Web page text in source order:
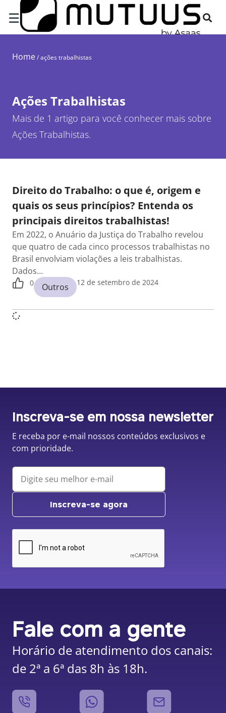
☰
Home/ações trabalhistas
Ações Trabalhistas
Mais de 1 artigo para você conhecer mais sobre
Ações Trabalhistas.
Direito do Trabalho: o que é, origem e
quais os seus princípios? Entenda os
principais direitos trabalhistas!
Em 2022, o Anuário da Justiça do Trabalho revelou
que quatro de cada cinco processos trabalhistas no
Brasil envolviam violações a leis trabalhistas.
Dados…
0 Outros 12 de setembro de 2024
Inscreva-se em nossa newsletter
E receba por e-mail nossos conteúdos exclusivos e
com prioridade.
Inscreva-se agora
Fale com a gente
Horário de atendimento dos canais:
de 2ª a 6ª das 8h às 18h.